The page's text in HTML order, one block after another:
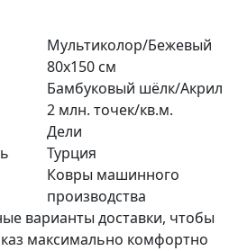
Мультиколор/Бежевый
80x150 см
Бамбуковый шёлк/Акрил
2 млн. точек/кв.м.
Дели
Турция
Ковры машинного
производства
варианты доставки, чтобы
максимально комфортно